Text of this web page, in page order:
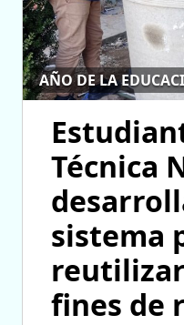
AÑO DE LA
Técnica
sistema
fines de